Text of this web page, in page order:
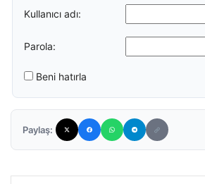
Kullanıcı adı:
Parola:
Beni hatırla
Paylaş: